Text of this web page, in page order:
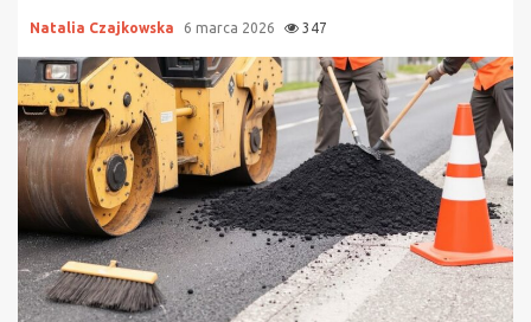
Natalia Czajkowska 6 marca 2026 347